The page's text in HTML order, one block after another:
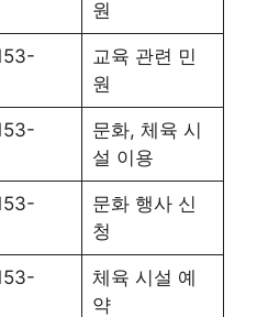
원
교육 관련 민
원
문화, 체육 시
설 이용
문화 행사 신
청
체육 시설 예
약